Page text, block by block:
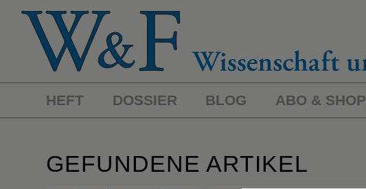
HEFT DOSSIER BLOG ABO & SHOP
GEFUNDENE ARTIKEL